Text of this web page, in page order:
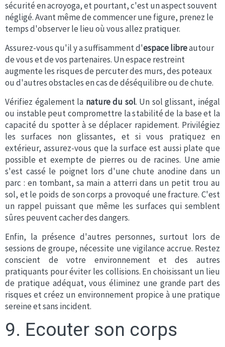
sécurité en acroyoga, et pourtant, c'est un aspect souvent
négligé. Avant même de commencer une figure, prenez le
temps d'observer le lieu où vous allez pratiquer.
Assurez-vous qu'il y a suffisamment d'espace libreautour
de vous et de vos partenaires. Un espace restreint
augmente les risques de percuter des murs, des poteaux
ou d'autres obstacles en cas de déséquilibre ou de chute.
Vérifiez également la nature du sol. Un sol glissant, inégal
ou instable peut compromettre la stabilité de la base et la
capacité du spotter à se déplacer rapidement. Privilégiez
les surfaces non glissantes, et si vous pratiquez en
extérieur, assurez-vous que la surface est aussi plate que
possible et exempte de pierres ou de racines. Une amie
s'est cassé le poignet lors d'une chute anodine dans un
parc : en tombant, sa main a atterri dans un petit trou au
sol, et le poids de son corps a provoqué une fracture. C'est
un rappel puissant que même les surfaces qui semblent
sûres peuvent cacher des dangers.
Enfin, la présence d'autres personnes, surtout lors de
sessions de groupe, nécessite une vigilance accrue. Restez
conscient de votre environnement et des autres
pratiquants pour éviter les collisions. En choisissant un lieu
de pratique adéquat, vous éliminez une grande part des
risques et créez un environnement propice à une pratique
sereine et sans incident.
9. Ecouter son corps